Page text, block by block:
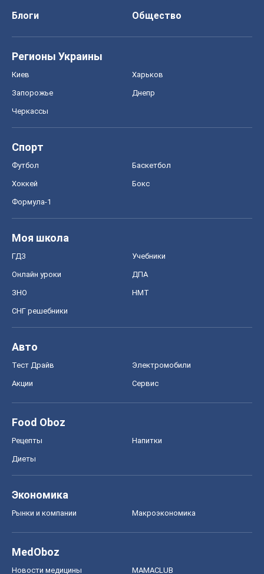
Блоги
Общество
Регионы Украины
Киев Харьков
Запорожье Днепр
Черкассы
Спорт
Футбол Баскетбол
Хоккей Бокс
Формула-1
Моя школа
ГДЗ Учебники
Онлайн уроки ДПА
ЗНО НМТ
СНГ решебники
Авто
Тест Драйв Электромобили
Акции Сервис
Food Oboz
Рецепты Напитки
Диеты
Экономика
Рынки и компании Mакроэкономика
MedOboz
Новости медицины MAMACLUB